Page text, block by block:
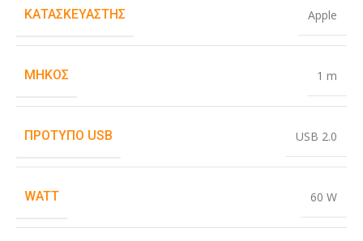
ΚΑΤΑΣΚΕΥΑΣΤΉΣ Apple
ΜΉΚΟΣ 1 m
ΠΡΌΤΥΠΟ USB USB 2.0
WATT 60 W